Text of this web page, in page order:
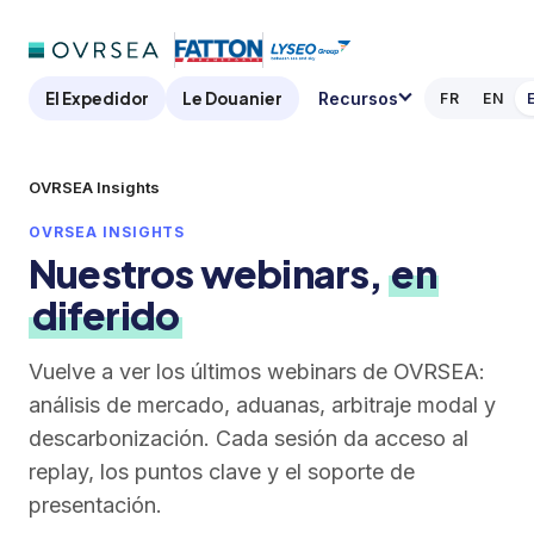
El Expedidor Le Douanier Recursos FR EN
OVRSEA Insights
OVRSEA INSIGHTS
Nuestros webinars, en
diferido
Vuelve a ver los últimos webinars de OVRSEA:
análisis de mercado, aduanas, arbitraje modal y
descarbonización. Cada sesión da acceso al
replay, los puntos clave y el soporte de
presentación.